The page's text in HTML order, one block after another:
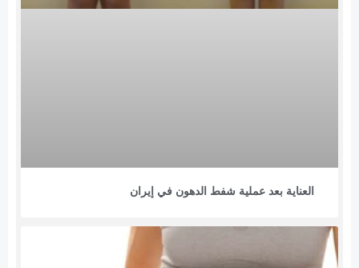
العناية بعد عملية شفط الدهون في إيران